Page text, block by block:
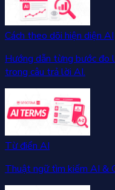
Cách theo dõi hiện diện AI
Hướng dẫn từng bước đo
trong câu trả lời AI.
Từ điển AI
Thuật ngữ tìm kiếm AI &